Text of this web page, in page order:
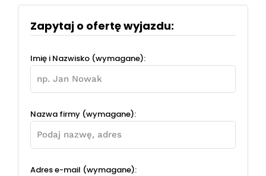
Zapytaj o ofertę wyjazdu:
Imię i Nazwisko (wymagane):
Nazwa firmy (wymagane):
Adres e-mail (wymagane):